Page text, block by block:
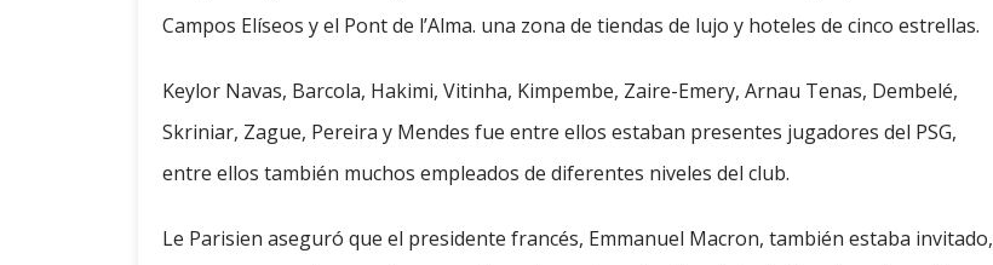
Campos Elíseos y el Pont de l’Alma. una zona de tiendas de lujo y hoteles de cinco estrellas.
Keylor Navas, Barcola, Hakimi, Vitinha, Kimpembe, Zaire-Emery, Arnau Tenas, Dembelé,
Skriniar, Zague, Pereira y Mendes fue entre ellos estaban presentes jugadores del PSG,
entre ellos también muchos empleados de diferentes niveles del club.
Le Parisien aseguró que el presidente francés, Emmanuel Macron, también estaba invitado,